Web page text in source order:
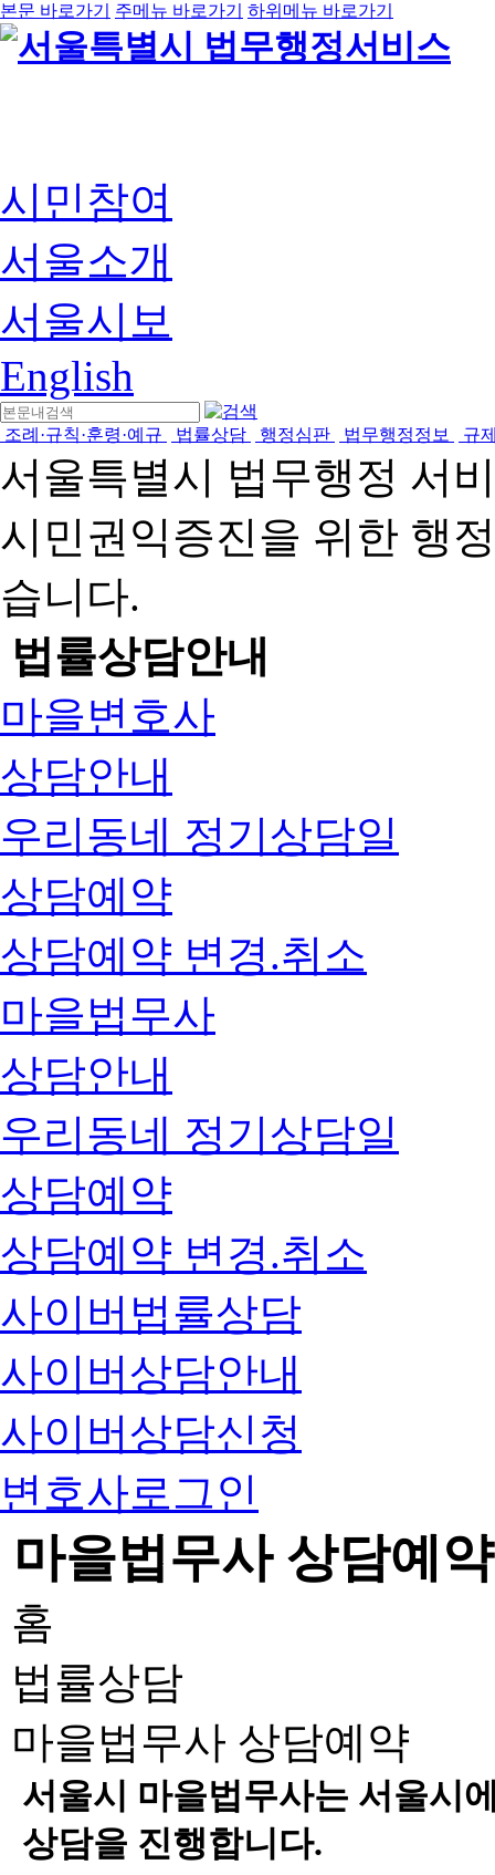
본문 바로가기 주메뉴 바로가기 하위메뉴 바로가기
시민참여
서울소개
서울시보
English
조례·규칙·훈령·예규 법률상담 행정심판 법무행정정보 규
서울특별시 법무행정 서
시민권익증진을 위한 행
습니다.
법률상담안내
마을변호사
상담안내
우리동네 정기상담일
상담예약
상담예약 변경.취소
마을법무사
상담안내
우리동네 정기상담일
상담예약
상담예약 변경.취소
사이버법률상담
사이버상담안내
사이버상담신청
변호사로그인
마을법무사 상담예약
홈
법률상담
마을법무사 상담예약
서울시 마을법무사는 서울시
상담을 진행합니다.